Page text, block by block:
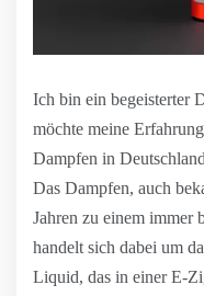
Ich bin ein begeisterter
möchte meine
Dampfen in
Das Dampfen, auch
Jahren zu einem immer
handelt sich dabei um
Liquid, das in einer E-